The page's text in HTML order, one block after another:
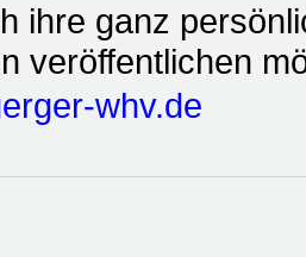
ihre ganz
veröffentlichen
whv.de